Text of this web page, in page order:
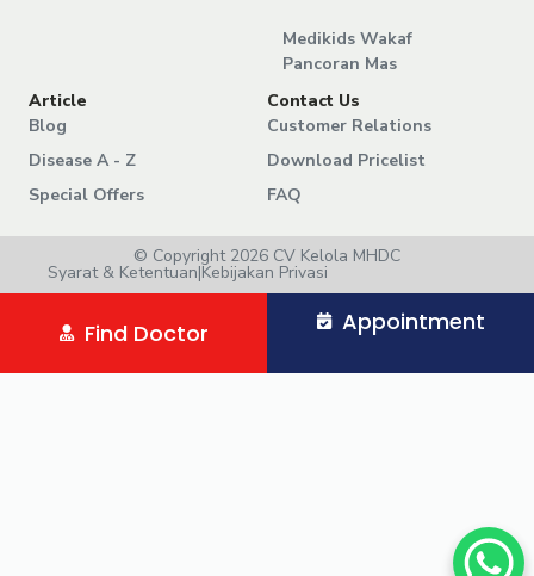
Medikids Wakaf
Pancoran Mas
Article
Blog
Disease A - Z
Special Offers
Contact Us
Customer Relations
Download Pricelist
FAQ
© Copyright 2026 CV Kelola MHDC
Syarat & Ketentuan|Kebijakan Privasi
Find Doctor Appointment